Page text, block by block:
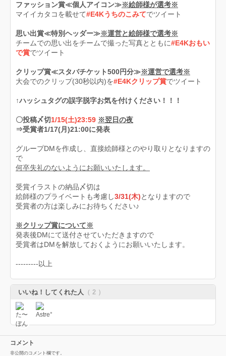
ファッション賞≪個人アイコン≫※絵師様が選考※
マイイカタコを載せて#E4Kうちのこみてでツイート
思い出賞≪特別ヘッダー≫※運営と絵師様で選考※
チームでの思い出をチームで撮った写真とともに#E4Kおもい
で賞でツイート
クリップ賞≪スタバチケット500円分≫※運営で選考※
大会でのクリップ(30秒以内)を#E4Kクリップ賞でツイート
↑ハッシュタグの誤字脱字お気を付けください！！！
〇投稿〆切1/15(土)23:59 ※翌日の夜
⇒受賞者1/17(月)21:00に発表
グループDMを作成し、直接絵師様とのやり取りとなりますの
で
何卒失礼のないようにお願いいたします。
受賞イラストの納品〆切は
絵師様のプライベートも考慮し3/31(木)となりますので
受賞者の方は楽しみにお待ちください♪
※クリップ賞について※
発表後DMにて送付させていただきますので
受賞者はDMを解放しておくようにお願いいたします。
---------以上
いいね！してくれた人 （ 2 ）
コメント
非公開のコメント欄です。